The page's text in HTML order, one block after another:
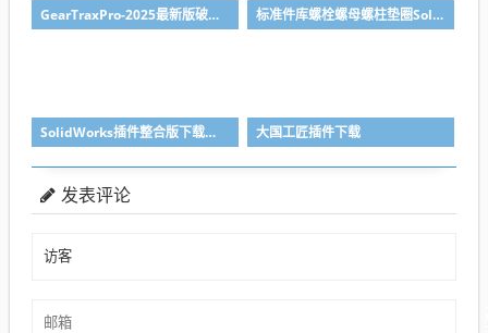
GearTraxPro-2025最新版破解版下载，免注册免破解直接用SolidWorks齿轮/链轮/带轮插件 标准件库螺栓螺母螺柱垫圈SolidWorks标准件插件
SolidWorks插件整合版下载，适合各个版本SolidWorks 大国工匠插件下载
发表评论